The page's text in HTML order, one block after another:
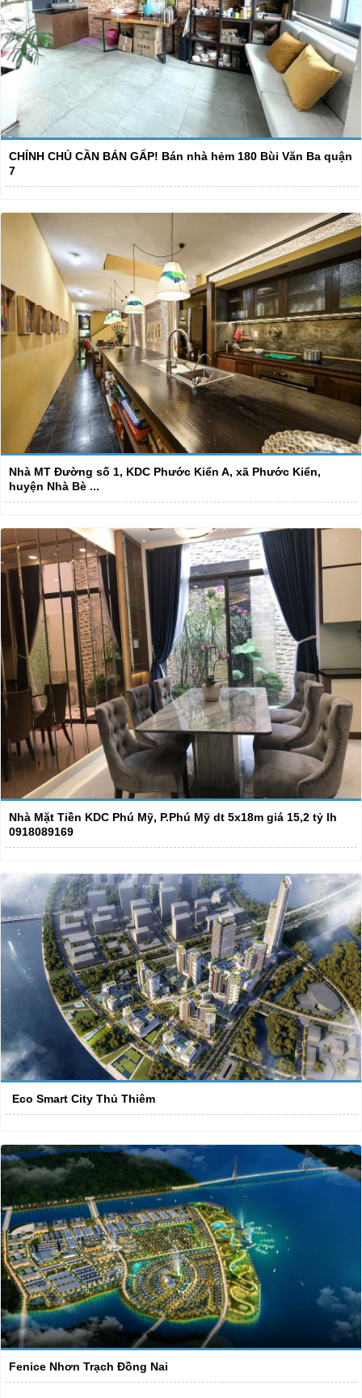
CHÍNH CHỦ CẦN BÁN GẤP! Bán nhà hẻm 180 Bùi Văn Ba quận
7
Nhà MT Đường số 1, KDC Phước Kiển A, xã Phước Kiển,
huyện Nhà Bè ...
Nhà Mặt Tiền KDC Phú Mỹ, P.Phú Mỹ dt 5x18m giá 15,2 tỷ lh
0918089169
Eco Smart City Thủ Thiêm
Fenice Nhơn Trạch Đồng Nai